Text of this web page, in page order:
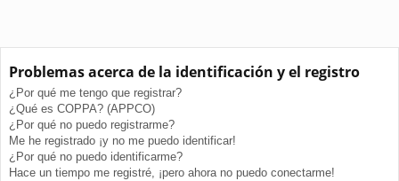
Problemas acerca de la identificación y el registro
¿Por qué me tengo que registrar?
¿Qué es COPPA? (APPCO)
¿Por qué no puedo registrarme?
Me he registrado ¡y no me puedo identificar!
¿Por qué no puedo identificarme?
Hace un tiempo me registré, ¡pero ahora no puedo conectarme!